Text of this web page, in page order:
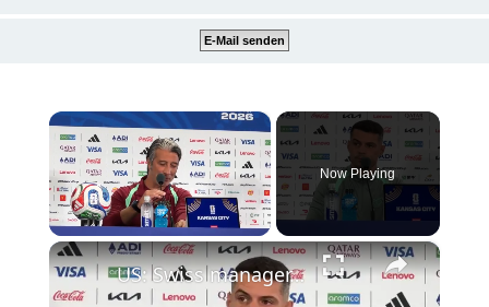
×
Unmute
Now Playing
×
US: Swiss manager, captain vow compact display against Argentina in World Cup showdown.